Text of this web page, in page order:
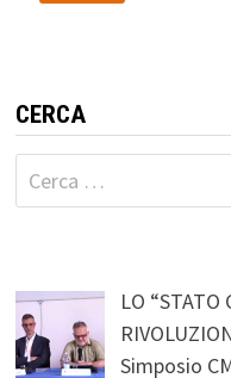
CERCA
Ricerca
per:
LO “STATO
Simposio